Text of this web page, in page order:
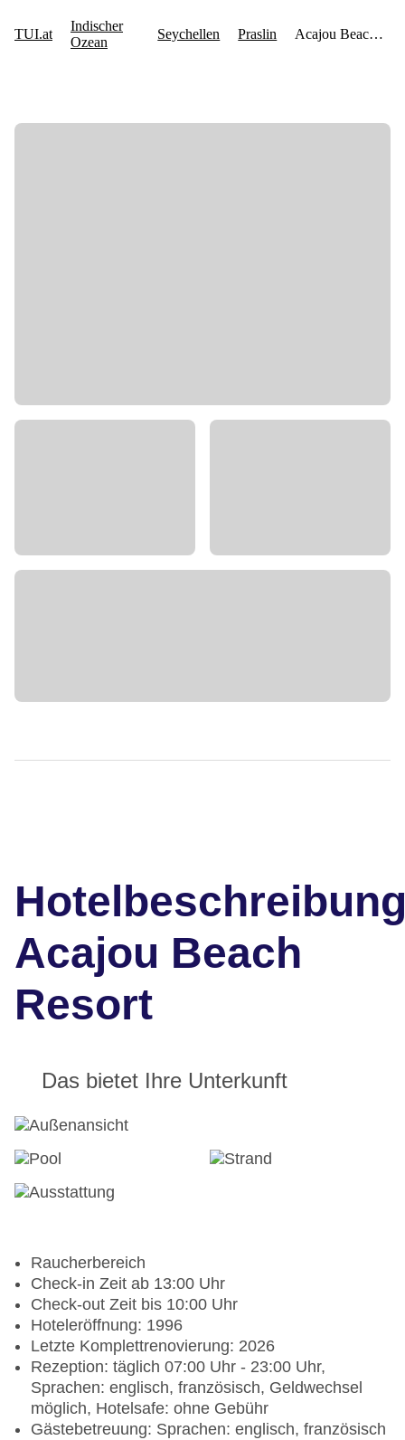
Acajou Beach
Resort
Das bietet Ihre Unterkunft
Raucherbereich
Check-in Zeit ab 13:00 Uhr
Check-out Zeit bis 10:00 Uhr
Hoteleröffnung: 1996
Letzte Komplettrenovierung: 2026
Rezeption: täglich 07:00 Uhr - 23:00 Uhr,
Sprachen: englisch, französisch, Geldwechsel
möglich, Hotelsafe: ohne Gebühr
Gästebetreuung: Sprachen: englisch, französisch